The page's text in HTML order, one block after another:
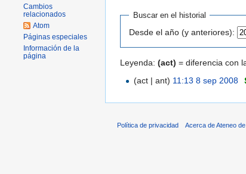
Buscar en el historial
Desde el año (y anteriores):
Leyenda: (act) = diferencia con
(act | ant) 11:13 8 sep 2008
Cambios
relacionados
Atom
Páginas especiales
Información de la
página
Política de privacidad Acerca de Ateneo